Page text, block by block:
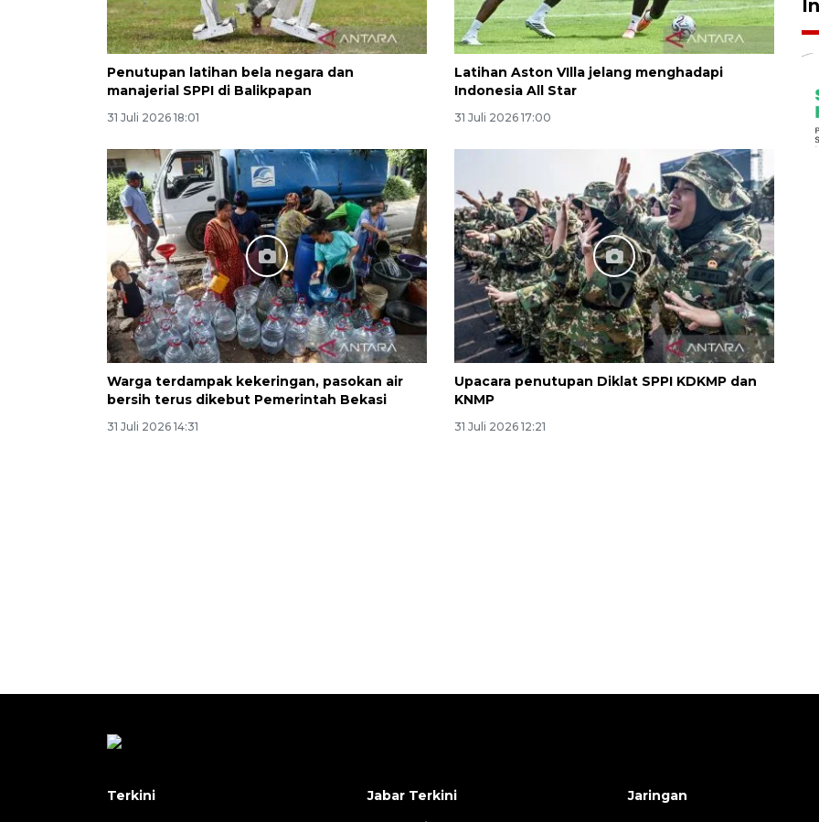
Penutupan latihan bela negara dan
manajerial SPPI di Balikpapan
31 Juli 2026 18:01
Latihan Aston VIlla jelang menghadapi
Indonesia All Star
31 Juli 2026 17:00
Warga terdampak kekeringan, pasokan air
bersih terus dikebut Pemerintah Bekasi
31 Juli 2026 14:31
Upacara penutupan Diklat SPPI KDKMP dan
KNMP
31 Juli 2026 12:21
Terkini
Jabar Terkini
Jaringan